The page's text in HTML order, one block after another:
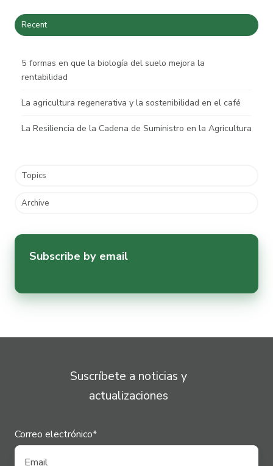
Recent
5 formas en que la biología del suelo mejora la
rentabilidad
La agricultura regenerativa y la sostenibilidad en el café
La Resiliencia de la Cadena de Suministro en la Agricultura
Topics
Archive
Subscribe by email
Suscríbete a noticias y
actualizaciones
Correo electrónico*